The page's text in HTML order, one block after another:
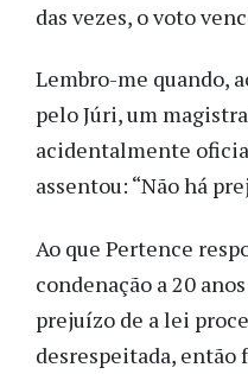
das vezes, o voto
Lembro-me quando,
pelo Júri, um
acidentalmente
assentou: “Não há
Ao que Pertence
condenação a 20
prejuízo de a lei
desrespeitada,